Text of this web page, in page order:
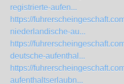
registrierte-aufen...
https://
niederlandische-au...
https://
deutsche-aufenthal...
https://
aufenthaltserlaubn...